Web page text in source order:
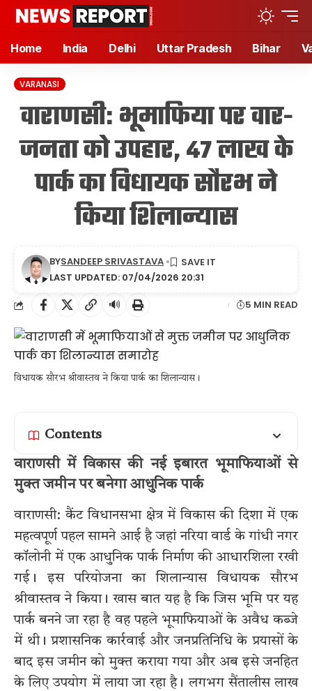
Home India Delhi Uttar Pradesh Bihar
VARANASI
वाराणसी: भूमाफिया पर वार-
जनता को उपहार, 47 लाख के
पार्क का विधायक सौरभ ने
किया शिलान्यास
LAST UPDATED: 07/04/2026 20:31
BYSANDEEP SRIVASTAVA
🔊 5 MIN READ
विधायक सौरभ श्रीवास्तव ने किया पार्क का शिलान्यास।
Contents
वाराणसी में विकास की नई इबारत भूमाफियाओं से
मुक्त जमीन पर बनेगा आधुनिक पार्क
वाराणसी: कैंट विधानसभा क्षेत्र में विकास की दिशा में एक
महत्वपूर्ण पहल सामने आई है जहां नरिया वार्ड के गांधी नगर
कॉलोनी में एक आधुनिक पार्क निर्माण की आधारशिला रखी
गई। इस परियोजना का शिलान्यास विधायक सौरभ
श्रीवास्तव ने किया। खास बात यह है कि जिस भूमि पर यह
पार्क बनने जा रहा है वह पहले भूमाफियाओं के अवैध कब्जे
में थी। प्रशासनिक कार्रवाई और जनप्रतिनिधि के प्रयासों के
बाद इस जमीन को मुक्त कराया गया और अब इसे जनहित
के लिए उपयोग में लाया जा रहा है। लगभग सैंतालीस लाख